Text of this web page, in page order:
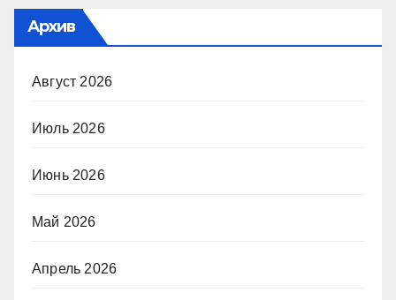
Архив
Август 2026
Июль 2026
Июнь 2026
Май 2026
Апрель 2026